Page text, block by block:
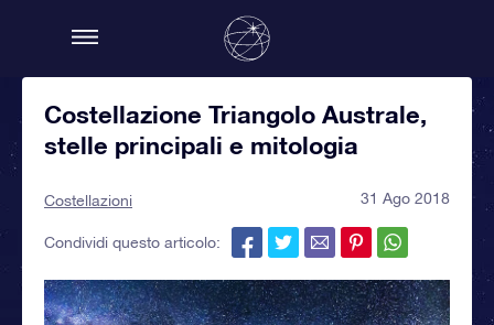
Costellazione Triangolo Australe,
stelle principali e mitologia
Costellazioni 31 Ago 2018
Condividi questo articolo: